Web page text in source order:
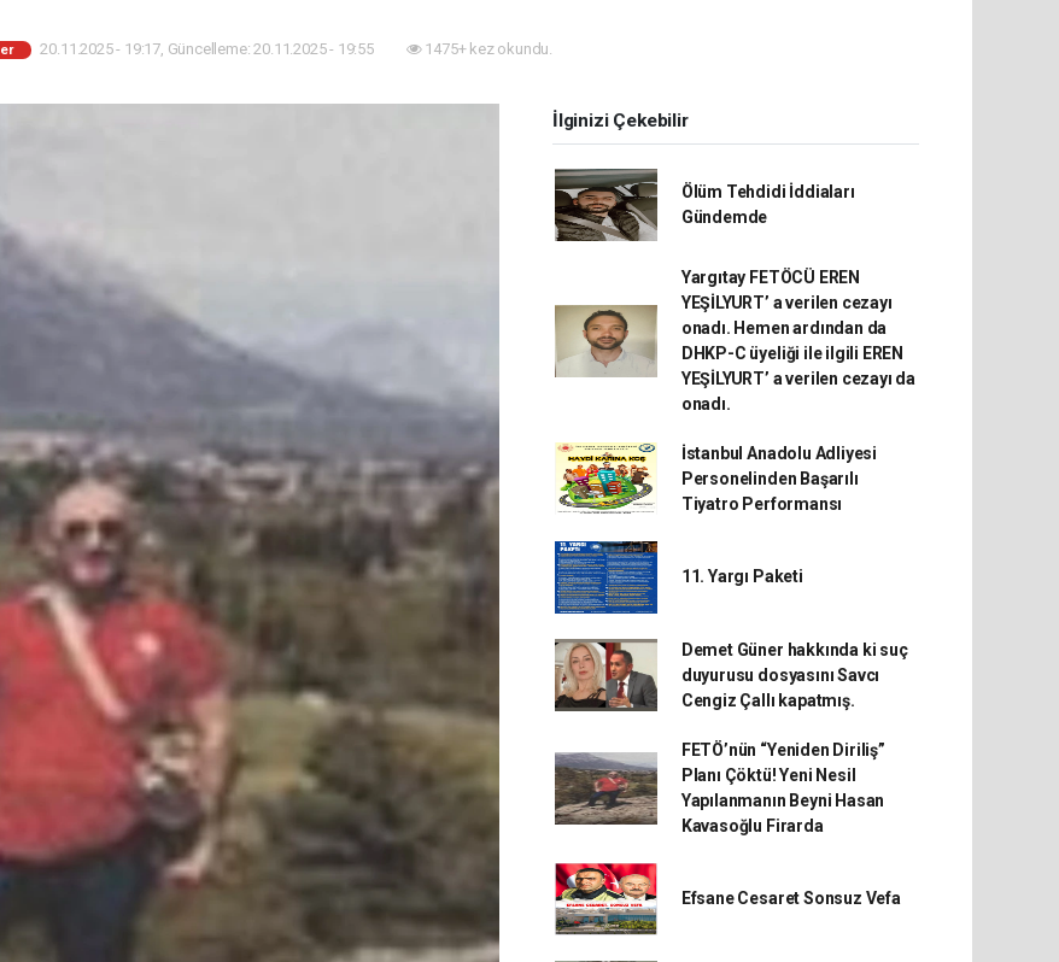
20.11.2025 - 19:17, Güncelleme: 20.11.2025 - 19:55 1475+ kez okundu.
İlginizi Çekebilir
Ölüm Tehdidi İddiaları
Gündemde
Yargıtay FETÖCÜ EREN
YEŞİLYURT’ a verilen cezayı
onadı. Hemen ardından da
DHKP-C üyeliği ile ilgili EREN
YEŞİLYURT’ a verilen cezayı da
onadı.
İstanbul Anadolu Adliyesi
Personelinden Başarılı
Tiyatro Performansı
11. Yargı Paketi
Demet Güner hakkında ki suç
duyurusu dosyasını Savcı
Cengiz Çallı kapatmış.
FETÖ’nün “Yeniden Diriliş”
Planı Çöktü! Yeni Nesil
Yapılanmanın Beyni Hasan
Kavasoğlu Firarda
Efsane Cesaret Sonsuz Vefa